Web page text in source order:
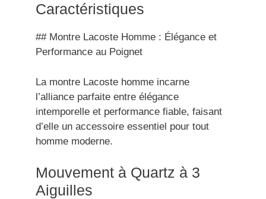
Caractéristiques
## Montre Lacoste Homme : Élégance et
Performance au Poignet
La montre Lacoste homme incarne
l’alliance parfaite entre élégance
intemporelle et performance fiable, faisant
d’elle un accessoire essentiel pour tout
homme moderne.
Mouvement à Quartz à 3
Aiguilles